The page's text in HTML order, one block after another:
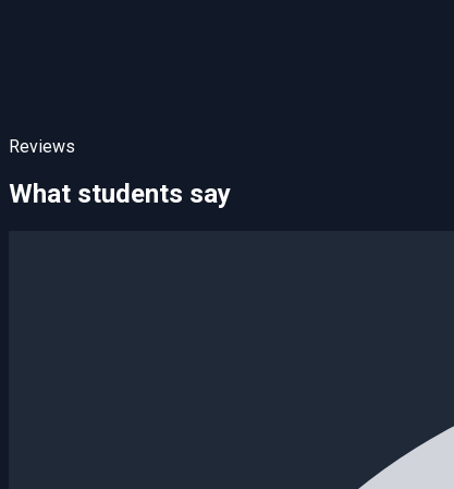
Reviews
What students say